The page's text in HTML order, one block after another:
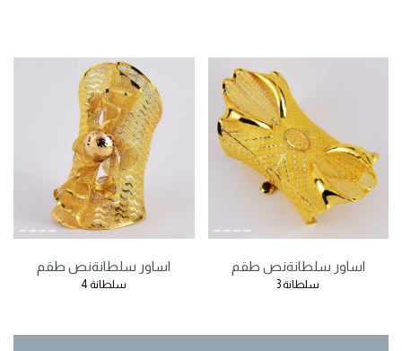
اساور سلطانةنص طقم
سلطانة 3
اساور سلطانةنص طقم
سلطانة 4